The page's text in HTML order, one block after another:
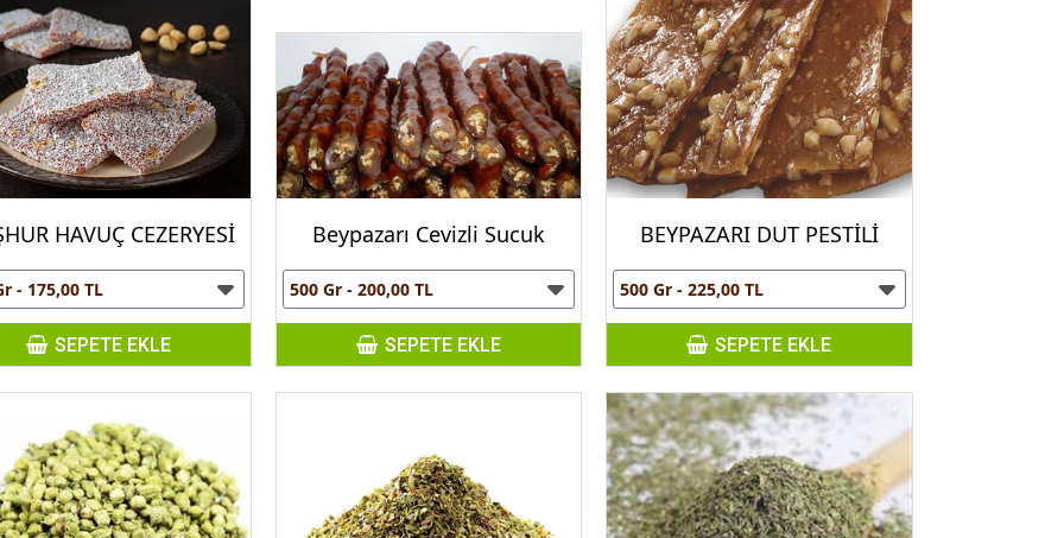
HAVUÇ CEZERYESİ
SEPETE EKLE
Beypazarı Cevizli Sucuk
SEPETE EKLE
BEYPAZARI DUT PESTİLİ
SEPETE EKLE